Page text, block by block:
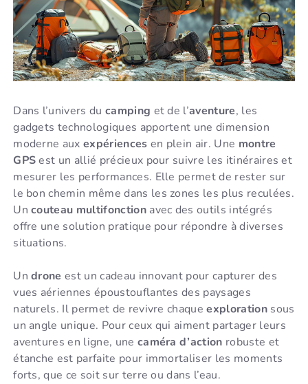
Dans l’univers du camping et de l’aventure, les
gadgets technologiques apportent une dimension
moderne auxexpériences en plein air. Une montre
GPSest un allié précieux pour suivre les itinéraires et
mesurer les performances. Elle permet de rester sur
le bon chemin même dans les zones les plus reculées.
Uncouteau multifonctionavec des outils intégrés
offre une solution pratique pour répondre à diverses
situations.
Undrone est un cadeau innovant pour capturer des
vues aériennes époustouflantes des paysages
naturels. Il permet de revivre chaqueexplorationsous
un angle unique. Pour ceux qui aiment partager leurs
aventures en ligne, une caméra d’action robuste et
étanche est parfaite pour immortaliser les moments
forts, que ce soit sur terre ou dans l’eau.